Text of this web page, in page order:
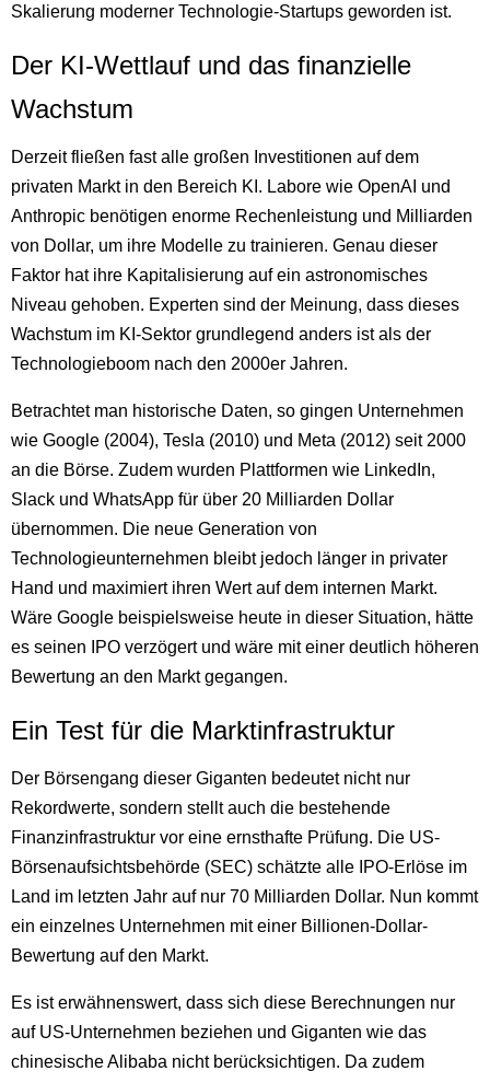
Skalierung moderner Technologie-Startups geworden ist.
Der KI-Wettlauf und das finanzielle
Wachstum
Derzeit fließen fast alle großen Investitionen auf dem
privaten Markt in den Bereich KI. Labore wie OpenAI und
Anthropic benötigen enorme Rechenleistung und Milliarden
von Dollar, um ihre Modelle zu trainieren. Genau dieser
Faktor hat ihre Kapitalisierung auf ein astronomisches
Niveau gehoben. Experten sind der Meinung, dass dieses
Wachstum im KI-Sektor grundlegend anders ist als der
Technologieboom nach den 2000er Jahren.
Betrachtet man historische Daten, so gingen Unternehmen
wie Google (2004), Tesla (2010) und Meta (2012) seit 2000
an die Börse. Zudem wurden Plattformen wie LinkedIn,
Slack und WhatsApp für über 20 Milliarden Dollar
übernommen. Die neue Generation von
Technologieunternehmen bleibt jedoch länger in privater
Hand und maximiert ihren Wert auf dem internen Markt.
Wäre Google beispielsweise heute in dieser Situation, hätte
es seinen IPO verzögert und wäre mit einer deutlich höheren
Bewertung an den Markt gegangen.
Ein Test für die Marktinfrastruktur
Der Börsengang dieser Giganten bedeutet nicht nur
Rekordwerte, sondern stellt auch die bestehende
Finanzinfrastruktur vor eine ernsthafte Prüfung. Die US-
Börsenaufsichtsbehörde (SEC) schätzte alle IPO-Erlöse im
Land im letzten Jahr auf nur 70 Milliarden Dollar. Nun kommt
ein einzelnes Unternehmen mit einer Billionen-Dollar-
Bewertung auf den Markt.
Es ist erwähnenswert, dass sich diese Berechnungen nur
auf US-Unternehmen beziehen und Giganten wie das
chinesische Alibaba nicht berücksichtigen. Da zudem